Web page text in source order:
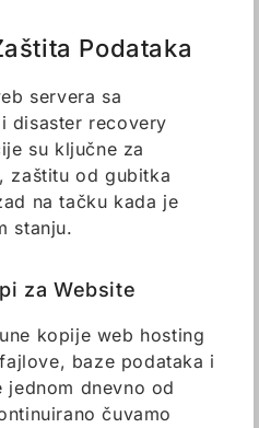
Podataka
servera sa
disaster recovery
su ključne za
zaštitu od gubitka
na tačku kada je
stanju.
za Website
kopije web hosting
baze podataka i
jednom dnevno od
čuvamo